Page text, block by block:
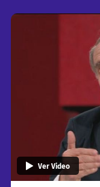
Ver Video